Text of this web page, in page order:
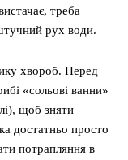
треба
рух води.
хвороб. Перед
«сольові ванни»
щоб зняти
достатньо просто
потрапляння в